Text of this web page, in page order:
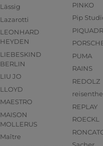
Lässig
Lazarotti
LEONHARD
HEYDEN
LIEBESKIND
BERLIN
LIU JO
LLOYD
MAESTRO
MAISON
MOLLERUS
Maître
PINKO
Pip
PUMA
RAINS
REDOLZ
REPLAY
ROECKL